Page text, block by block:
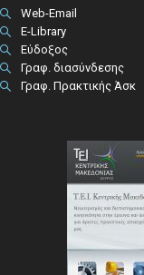
Web-Email
E-Library
Εύδοξος
Γραφ. διασύνδεσης
Γραφ. Πρακτικής Άσκ